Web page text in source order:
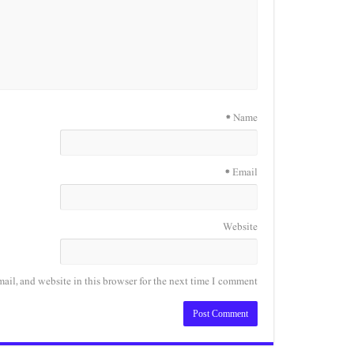
Name
*
Email
*
Website
and website in this browser for the next time I comment.